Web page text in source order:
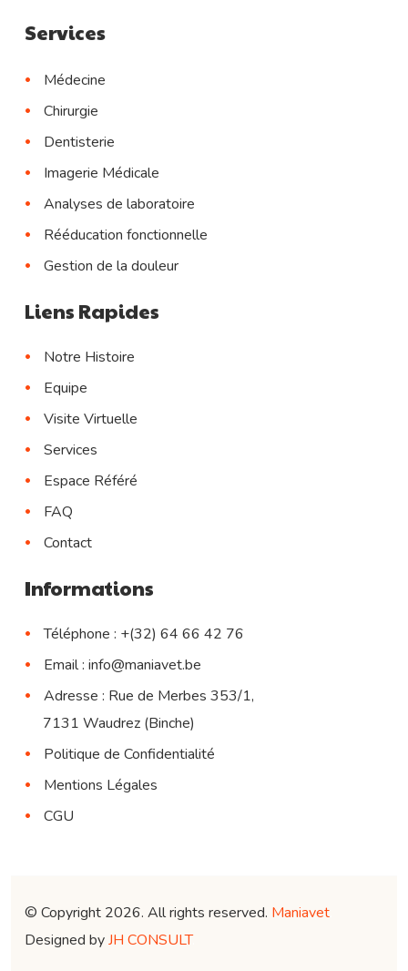
Services
Médecine
Chirurgie
Dentisterie
Imagerie Médicale
Analyses de laboratoire
Rééducation fonctionnelle
Gestion de la douleur
Liens Rapides
Notre Histoire
Equipe
Visite Virtuelle
Services
Espace Référé
FAQ
Contact
Informations
Téléphone : +(32) 64 66 42 76
Email : info@maniavet.be
Adresse : Rue de Merbes 353/1,
7131 Waudrez (Binche)
Politique de Confidentialité
Mentions Légales
CGU
© Copyright 2026. All rights reserved. Maniavet
Designed byJH CONSULT.